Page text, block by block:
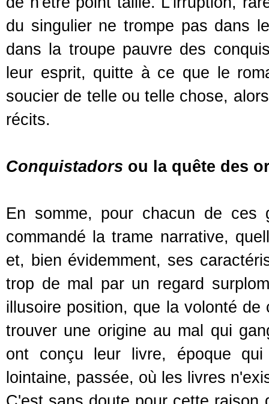
du singulier ne trompe pas dans
dans la troupe pauvre des
leur esprit, quitte à ce que le
soucier de telle ou telle chose,
récits.
Conquistadors ou la quête des
En somme, pour chacun de ces
commandé la trame narrative,
et, bien évidemment, ses
trop de mal par un regard
illusoire position, que la volonté
trouver une origine au mal qui
ont conçu leur livre, époque
lointaine, passée, où les livres